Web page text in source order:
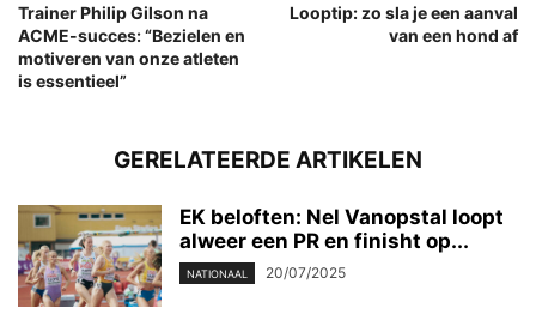
Trainer Philip Gilson na
ACME-succes: “Bezielen en
motiveren van onze atleten
is essentieel”
Looptip: zo sla je een aanval
van een hond af
GERELATEERDE ARTIKELEN
EK beloften: Nel Vanopstal loopt
alweer een PR en finisht op...
NATIONAAL 20/07/2025